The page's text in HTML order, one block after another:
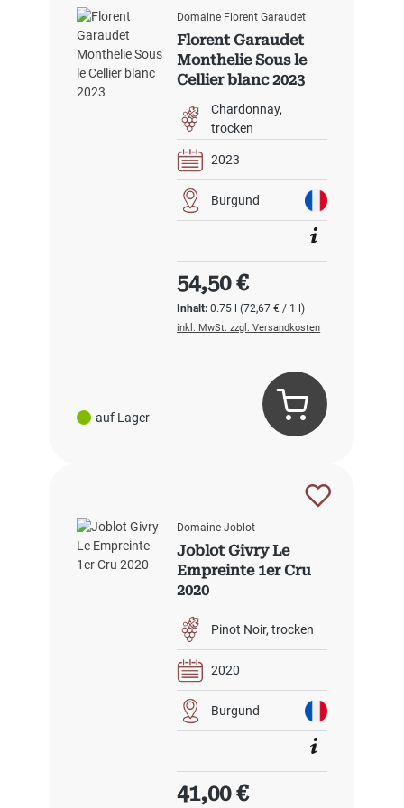
auf Lager
Domaine Florent Garaudet
Florent Garaudet
Monthelie Sous le
Cellier blanc 2023
Chardonnay
trocken
2023
Burgund
Inhalt:0.75 l(72,67 € / 1 l)
Regulärer Preis:
54,50 €
inkl. MwSt. zzgl. Versandkosten
Domaine Joblot
Joblot Givry Le
Empreinte 1er Cru
2020
Pinot Noir trocken
2020
Burgund
Regulärer Preis:
41,00 €